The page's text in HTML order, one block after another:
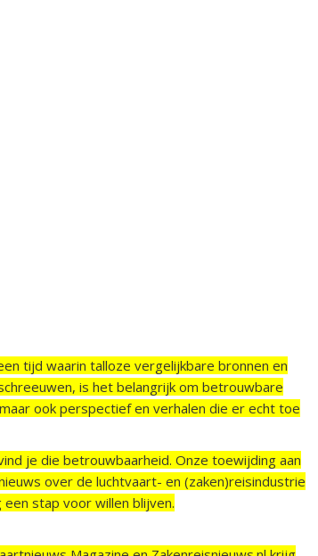
tijd waarin talloze vergelijkbare bronnen en
is het belangrijk om betrouwbare
ook perspectief en verhalen die er echt toe
je die betrouwbaarheid. Onze toewijding aan
over de luchtvaart- en (zaken)reisindustrie
stap voor willen blijven.